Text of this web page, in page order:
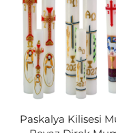
Paskalya Kilisesi